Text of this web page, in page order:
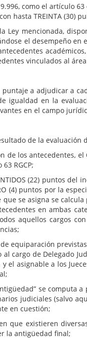
el artículo 63
hasta TREINTA (30)
dispone
el desempeño
vinculados al
a adjudicar a cada
igualdad en la
en el campo
de la evaluación de
el
RGCP;
(22) puntos del
(4) puntos por la
se asigna se
en ambas
aquellos cargos
previstas
cargo de Delegado
asignable a los
se computa a
judiciales (salvo
en cuestión;
diversas
la antigüedad final;